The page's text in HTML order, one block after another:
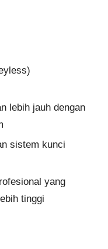
lebih jauh dengan
sistem kunci
yang
tinggi